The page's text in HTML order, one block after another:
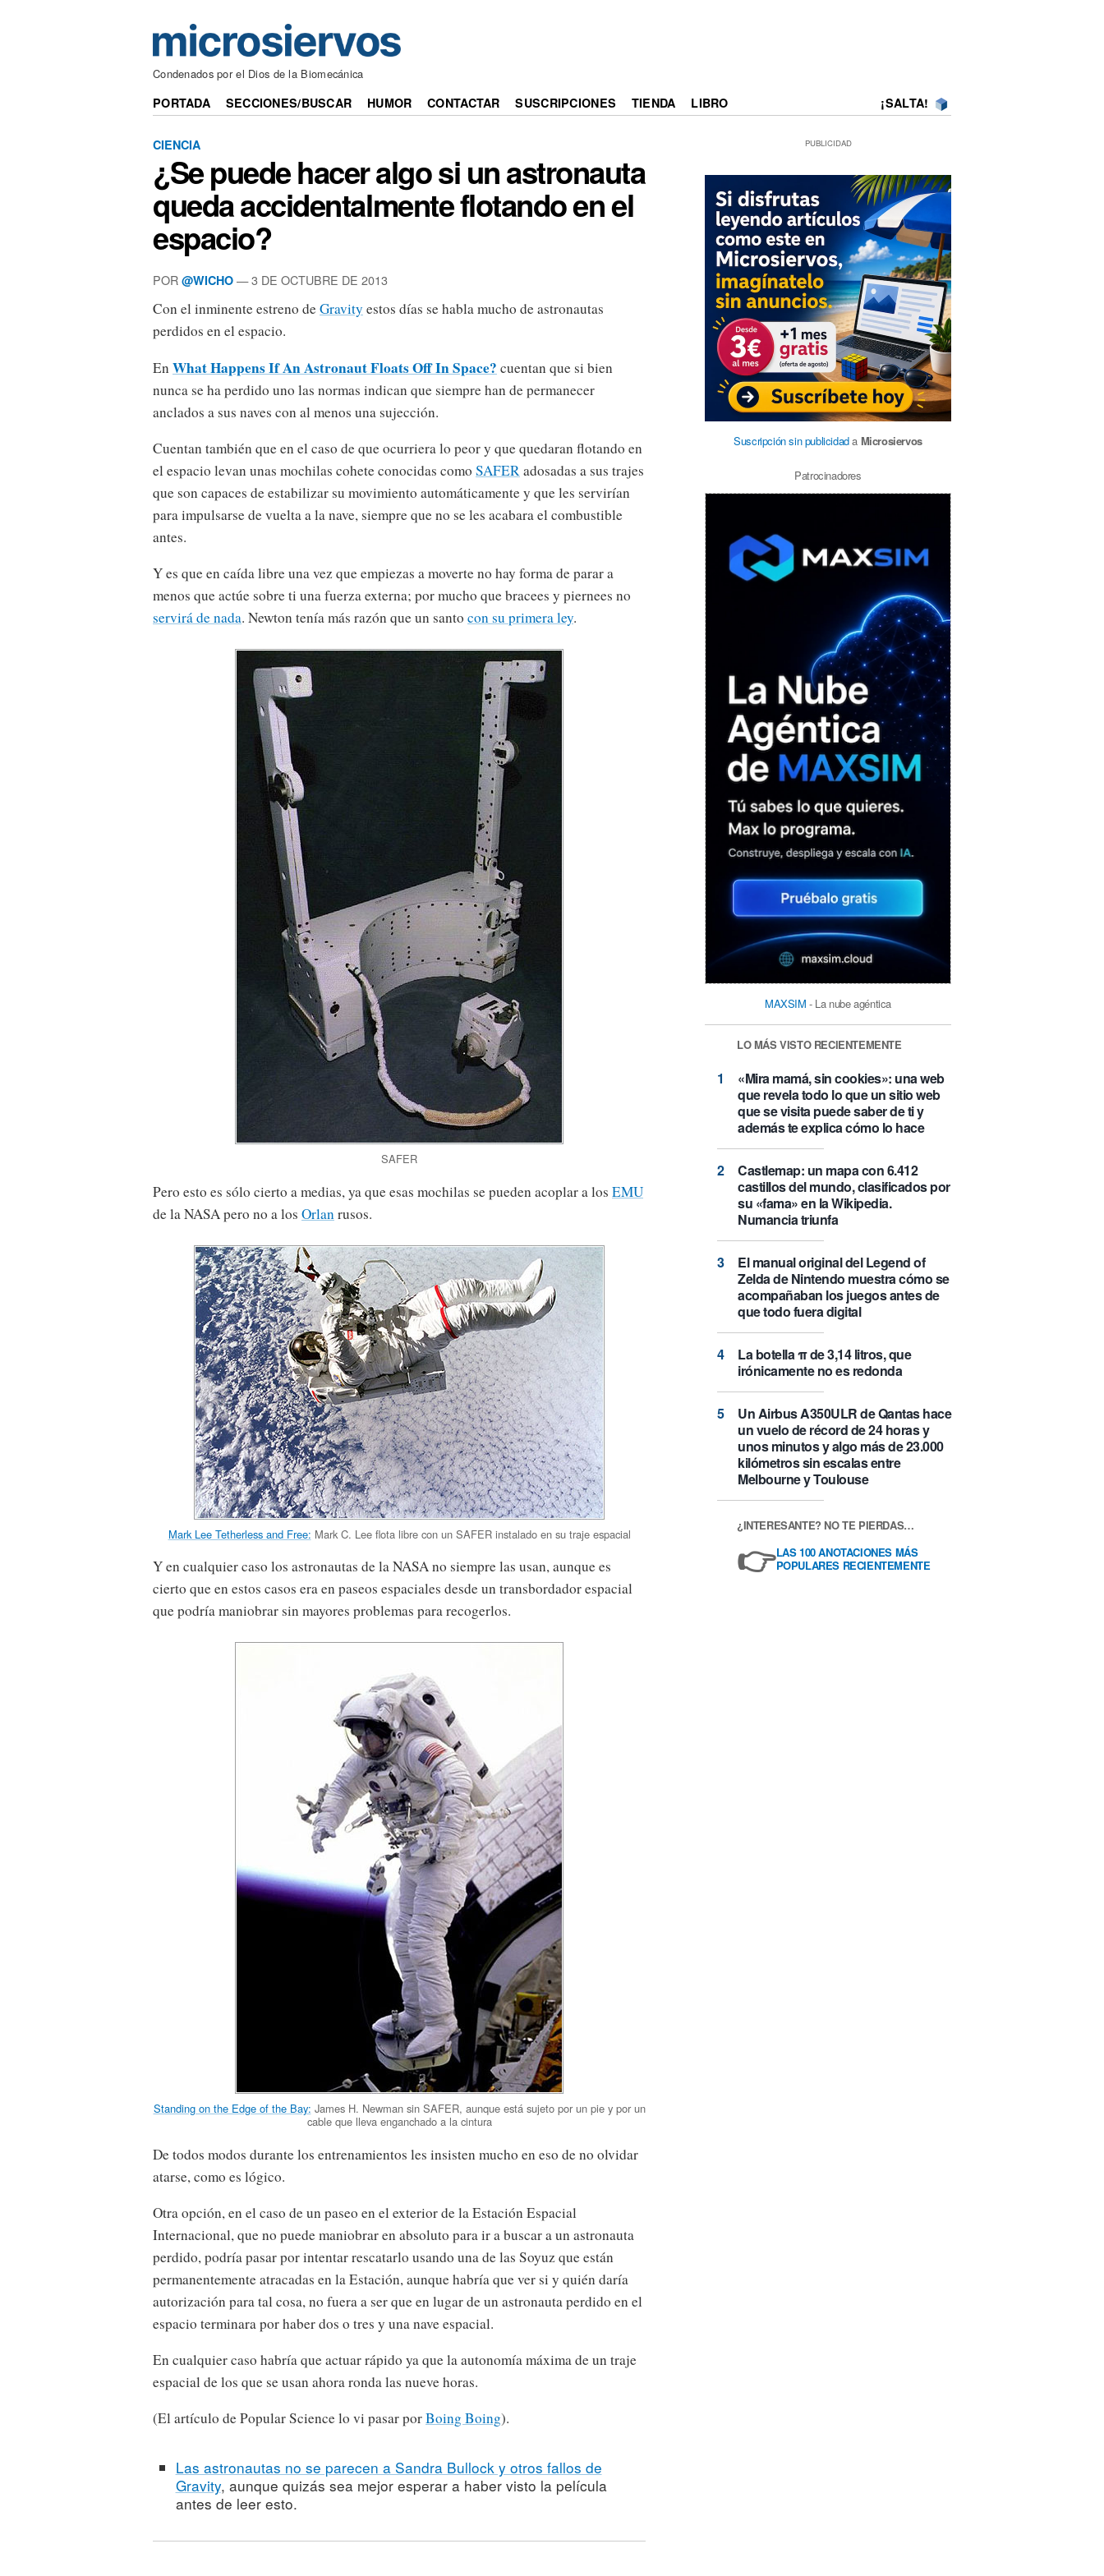
Condenados por el Dios de la Biomecánica
PORTADA SECCIONES/BUSCAR HUMOR CONTACTAR SUSCRIPCIONES TIENDA LIBRO ¡SALTA!
CIENCIA
¿Se puede hacer algo si un astronauta
queda accidentalmente flotando en el
espacio?
POR @WICHO — 3 DE OCTUBRE DE 2013
Con el inminente estreno deGravity estos días se habla mucho de astronautas
perdidos en el espacio.
En What Happens If An Astronaut Floats Off In Space? cuentan que si bien
nunca se ha perdido uno las normas indican que siempre han de permanecer
anclados a sus naves con al menos una sujección.
Cuentan también que en el caso de que ocurriera lo peor y que quedaran flotando en
el espacio levan unas mochilas cohete conocidas como SAFERadosadas a sus trajes
que son capaces de estabilizar su movimiento automáticamente y que les servirían
para impulsarse de vuelta a la nave, siempre que no se les acabara el combustible
antes.
Y es que en caída libre una vez que empiezas a moverte no hay forma de parar a
menos que actúe sobre ti una fuerza externa; por mucho que bracees y piernees no
servirá de nada. Newton tenía más razón que un santo con su primera ley.
SAFER
Pero esto es sólo cierto a medias, ya que esas mochilas se pueden acoplar a los EMU
de la NASA pero no a los Orlan rusos.
Mark Lee Tetherless and Free: Mark C. Lee flota libre con un SAFER instalado en su traje espacial
Y en cualquier caso los astronautas de la NASA no siempre las usan, aunque es
cierto que en estos casos era en paseos espaciales desde un transbordador espacial
que podría maniobrar sin mayores problemas para recogerlos.
Standing on the Edge of the Bay: James H. Newman sin SAFER, aunque está sujeto por un pie y por un
cable que lleva enganchado a la cintura
De todos modos durante los entrenamientos les insisten mucho en eso de no olvidar
atarse, como es lógico.
Otra opción, en el caso de un paseo en el exterior de la Estación Espacial
Internacional, que no puede maniobrar en absoluto para ir a buscar a un astronauta
perdido, podría pasar por intentar rescatarlo usando una de las Soyuz que están
permanentemente atracadas en la Estación, aunque habría que ver si y quién daría
autorización para tal cosa, no fuera a ser que en lugar de un astronauta perdido en el
espacio terminara por haber dos o tres y una nave espacial.
En cualquier caso habría que actuar rápido ya que la autonomía máxima de un traje
espacial de los que se usan ahora ronda las nueve horas.
(El artículo de Popular Science lo vi pasar porBoing Boing).
Las astronautas no se parecen a Sandra Bullock y otros fallos de
Gravity, aunque quizás sea mejor esperar a haber visto la película
antes de leer esto.
PUBLICIDAD
Suscripción sin publicidada Microsiervos
Patrocinadores
MAXSIM - La nube agéntica
LO MÁS VISTO RECIENTEMENTE
«Mira mamá, sin cookies»: una web
que revela todo lo que un sitio web
que se visita puede saber de ti y
además te explica cómo lo hace
Castlemap: un mapa con 6.412
castillos del mundo, clasificados por
su «fama» en la Wikipedia.
Numancia triunfa
El manual original del Legend of
Zelda de Nintendo muestra cómo se
acompañaban los juegos antes de
que todo fuera digital
La botella π de 3,14 litros, que
irónicamente no es redonda
Un Airbus A350ULR de Qantas hace
un vuelo de récord de 24 horas y
unos minutos y algo más de 23.000
kilómetros sin escalas entre
Melbourne y Toulouse
¿INTERESANTE? NO TE PIERDAS…
👉LAS 100 ANOTACIONES MÁS
POPULARES RECIENTEMENTE